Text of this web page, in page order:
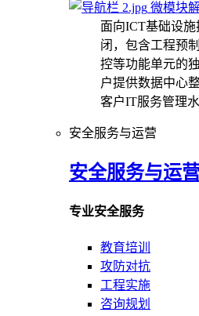
微模块
面向ICT基础设
闭，包含工程预
控等功能单元的
户提供数据中心
客户IT服务管理水
安全服务与运营
安全服务与运营
专业安全服务
教育培训
攻防对抗
工程实施
咨询规划